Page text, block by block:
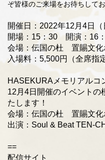
ぞ皆様のご来場をお待ちしてお
開催日：2022年12月4日（
開場：15：30 開演：16
会場：伝国の杜 置賜文化
入場料：5,500円（全席指
HASEKURAメモリアルコ
12月4日開催のイベントの
たします！
会場：伝国の杜 置賜文化
出演：Soul & Beat TEN-
==
配信サイト